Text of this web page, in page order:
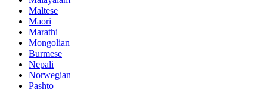
Maltese
Maori
Marathi
Mongolian
Burmese
Nepali
Norwegian
Pashto